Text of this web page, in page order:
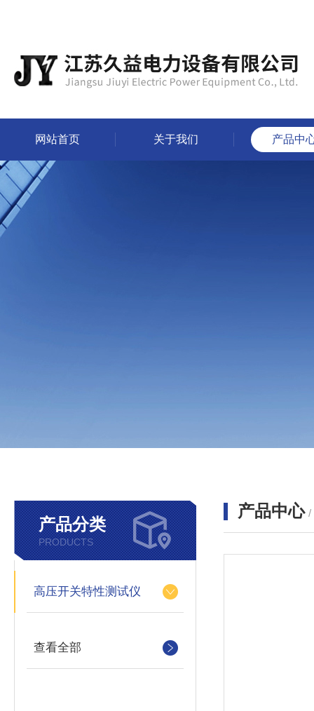
网站首页 关于我们 产品中
产品分类
PRODUCTS
高压开关特性测试仪
查看全部
产品中心 /